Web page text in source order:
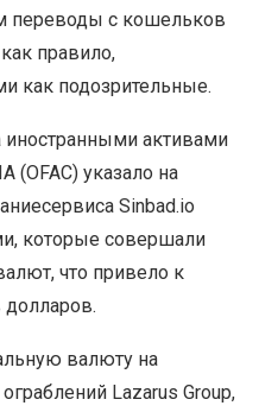
переводы с кошельков
правило,
как подозрительные.
активами
(OFAC) указало на
Sinbad.io
которые совершали
что привело к
валюту на
Lazarus Group,